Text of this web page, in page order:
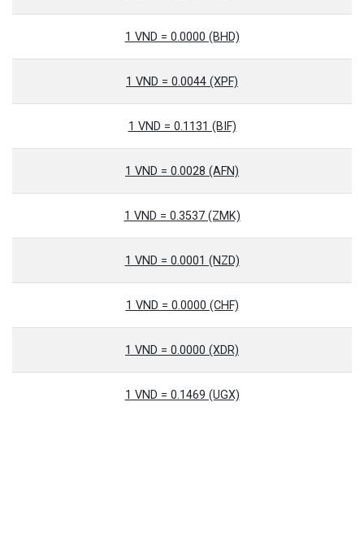
1 VND = 0.0000 (BHD)
1 VND = 0.0044 (XPF)
1 VND = 0.1131 (BIF)
1 VND = 0.0028 (AFN)
1 VND = 0.3537 (ZMK)
1 VND = 0.0001 (NZD)
1 VND = 0.0000 (CHF)
1 VND = 0.0000 (XDR)
1 VND = 0.1469 (UGX)